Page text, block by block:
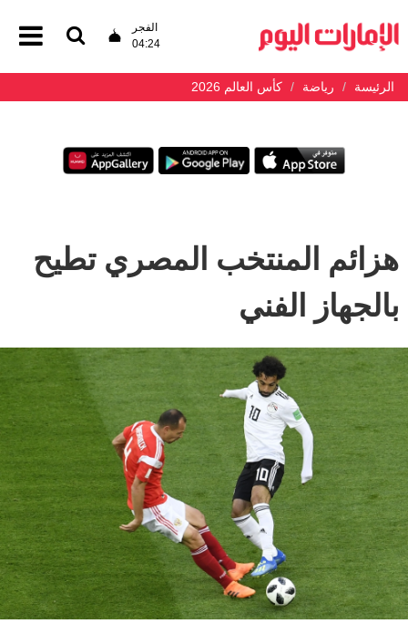
الفجر
04:24
الرئيسة رياضة كأس العالم 2026
هزائم المنتخب المصري تطيح
بالجهاز الفني